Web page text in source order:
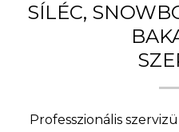
SÍLÉC,
Professzionális